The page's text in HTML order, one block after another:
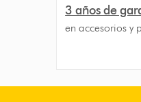
3 años de
en accesorios y